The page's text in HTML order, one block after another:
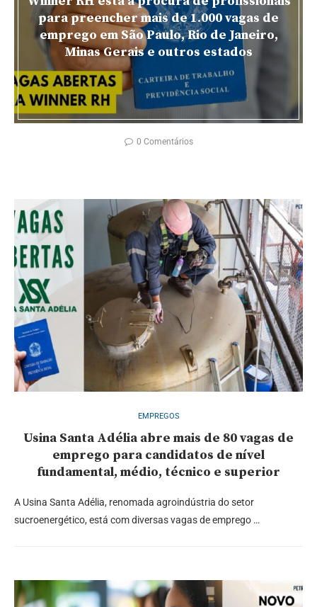
para preencher mais de 1.000 vagas de
emprego em São Paulo, Rio de Janeiro,
Minas Gerais e outros estados
0 Comentários
EMPREGOS
Usina Santa Adélia abre mais de 80 vagas de
emprego para candidatos de nível
fundamental, médio, técnico e superior
A Usina Santa Adélia, renomada agroindústria do setor
sucroenergético, está com diversas vagas de emprego …